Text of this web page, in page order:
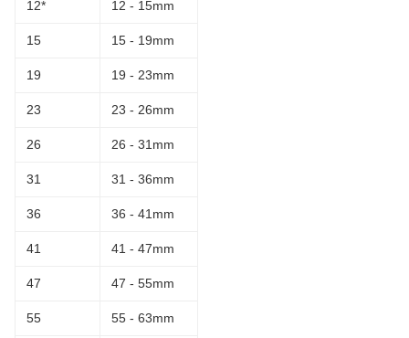
12* 12 - 15mm
15 15 - 19mm
19 19 - 23mm
23 23 - 26mm
26 26 - 31mm
31 31 - 36mm
36 36 - 41mm
41 41 - 47mm
47 47 - 55mm
55 55 - 63mm